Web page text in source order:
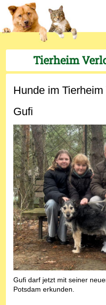
Tierheim
Hunde im
Gufi
Gufi darf jetzt mit seiner
Potsdam erkunden.